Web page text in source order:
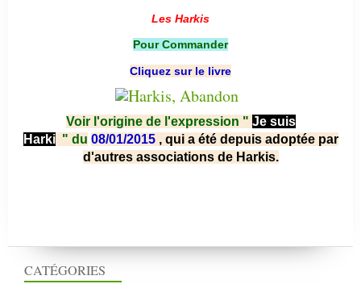
CATÉGORIES
Les Harkis
Pour Commander
Cliquez sur le livre
Voir l'origine de l'expression " Je suis
Harki " du 08/01/2015 , qui a été depuis adoptée par
d'autres associations de Harkis.